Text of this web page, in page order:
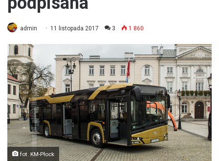
admin 11 listopada 2017 3 1 860
fot. KM-Płock